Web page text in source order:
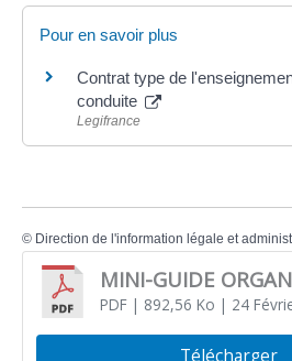
Pour en savoir plus
Contrat type de
conduite
Legifrance
© Direction de l'information légale et
MINI-GUIDE
PDF| 892,56 Ko | 24
Télécharger